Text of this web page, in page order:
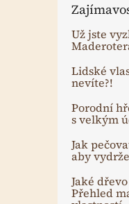
Už jste
Lidské
nevíte?!
Porodní
s velkým
Jak
aby
Jaké
Přehled